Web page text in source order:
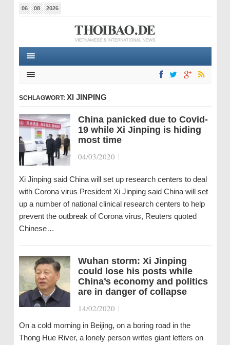
06 08 2026
SCHLAGWORT: XI JINPING
China panicked due to Covid-
19 while Xi Jinping is hiding
most time
04/03/2020 |
Xi Jinping said China will set up research centers to deal
with Corona virus President Xi Jinping said China will set
up a number of national clinical research centers to help
prevent the outbreak of Corona virus, Reuters quoted
Chinese…
Wuhan storm: Xi Jinping
could lose his posts while
China’s economy and politics
are in danger of collapse
14/02/2020 |
On a cold morning in Beijing, on a boring road in the
Thong Hue River, a lonely person writes giant letters on